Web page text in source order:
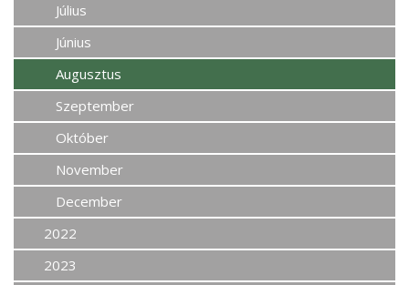
Július
Június
Augusztus
Szeptember
Október
November
December
2022
2023